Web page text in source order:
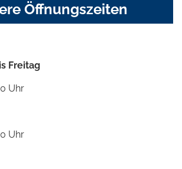
Öffnungszeiten
Freitag
Uhr
Uhr